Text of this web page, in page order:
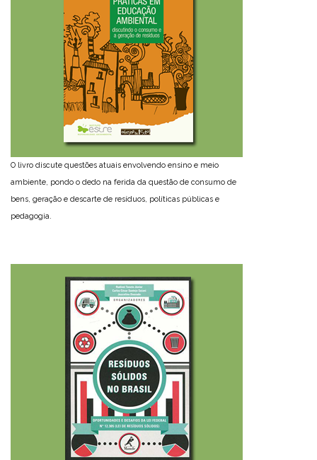
O livro discute questões atuais envolvendo ensino e meio
ambiente, pondo o dedo na ferida da questão de consumo de
bens, geração e descarte de resíduos, políticas públicas e
pedagogia.